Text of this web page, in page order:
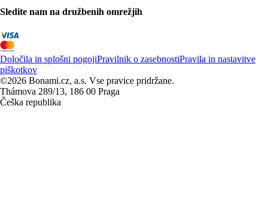
Sledite nam na družbenih omrežjih
Določila in splošni pogojiPravilnik o zasebnostiPravila in nastavitve
piškotkov
©2026 Bonami.cz, a.s. Vse pravice pridržane.
Thámova 289/13, 186 00 Praga
Češka republika